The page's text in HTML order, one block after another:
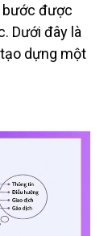
bước được
Dưới đây là
dựng một